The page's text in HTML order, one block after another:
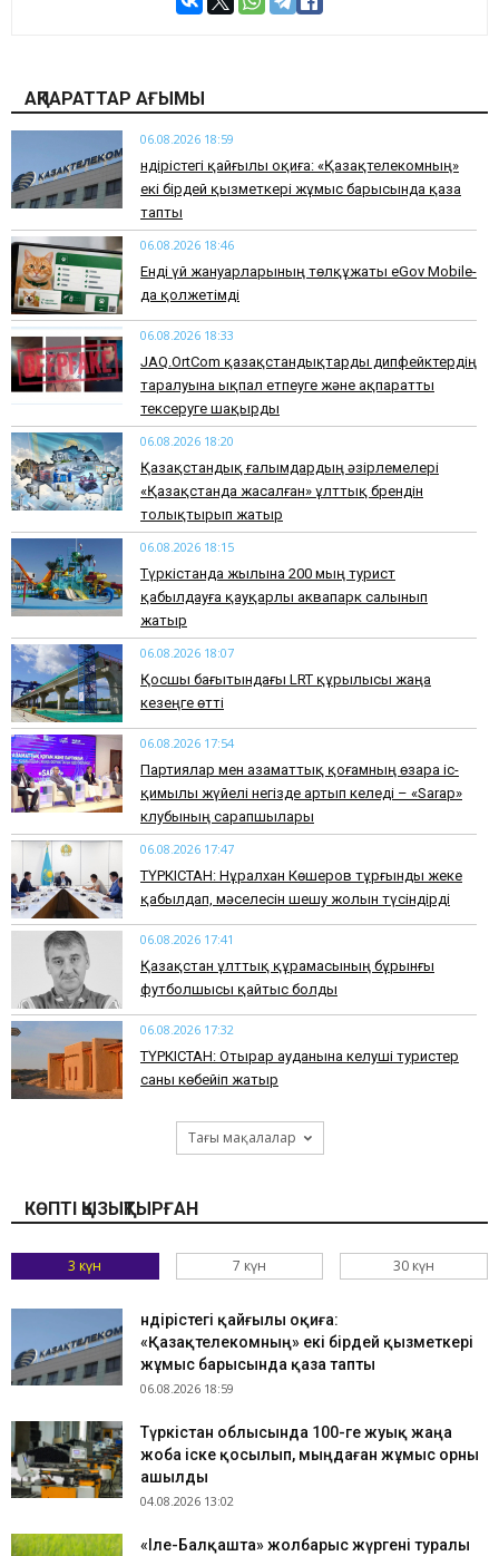
АҚПАРАТТАР АҒЫМЫ
06.08.2026 18:59
Өндірістегі қайғылы оқиға: «Қазақтелекомның»
екі бірдей қызметкері жұмыс барысында қаза
тапты
06.08.2026 18:46
Енді үй жануарларының төлқұжаты eGov Mobile-
да қолжетімді
06.08.2026 18:33
JAQ.OrtCom қазақстандықтарды дипфейктердің
таралуына ықпал етпеуге және ақпаратты
тексеруге шақырды
06.08.2026 18:20
Қазақстандық ғалымдардың әзірлемелері
«Қазақстанда жасалған» ұлттық брендін
толықтырып жатыр
06.08.2026 18:15
Түркістанда жылына 200 мың турист
қабылдауға қауқарлы аквапарк салынып
жатыр
06.08.2026 18:07
Қосшы бағытындағы LRT құрылысы жаңа
кезеңге өтті
06.08.2026 17:54
Партиялар мен азаматтық қоғамның өзара іс-
қимылы жүйелі негізде артып келеді – «Sarap»
клубының сарапшылары
06.08.2026 17:47
ТҮРКІСТАН: Нұралхан Көшеров тұрғынды жеке
қабылдап, мәселесін шешу жолын түсіндірді
06.08.2026 17:41
Қазақстан ұлттық құрамасының бұрынғы
футболшысы қайтыс болды
06.08.2026 17:32
ТҮРКІСТАН: Отырар ауданына келуші туристер
саны көбейіп жатыр
Тағы мақалалар
КӨПТІ ҚЫЗЫҚТЫРҒАН
3 күн 7 күн 30 күн
Өндірістегі қайғылы оқиға:
«Қазақтелекомның» екі бірдей қызметкері
жұмыс барысында қаза тапты
06.08.2026 18:59
Түркістан облысында 100-ге жуық жаңа
жоба іске қосылып, мыңдаған жұмыс орны
ашылды
04.08.2026 13:02
«Іле-Балқашта» жолбарыс жүргені туралы